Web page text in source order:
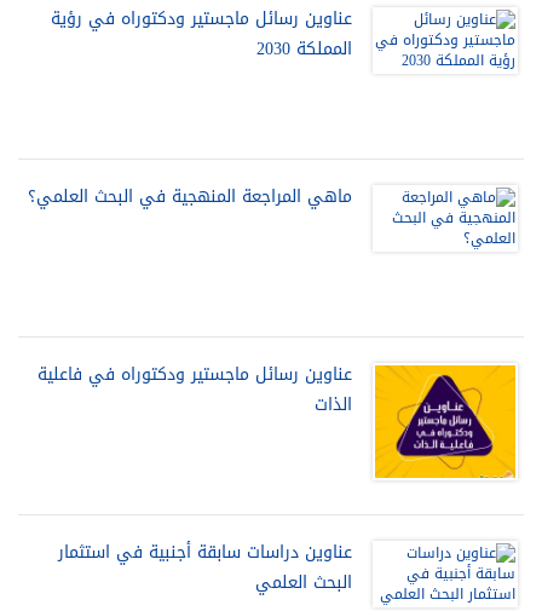
عناوين رسائل ماجستير ودكتوراه في رؤية
المملكة 2030
ماهي المراجعة المنهجية في البحث العلمي؟
عناوين رسائل ماجستير ودكتوراه في فاعلية
الذات
عناوين دراسات سابقة أجنبية في استثمار
البحث العلمي